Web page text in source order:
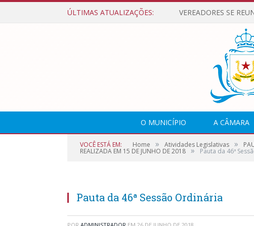
ÚLTIMAS ATUALIZAÇÕES:
O MUNICÍPIO A CÂMARA
VOCÊ ESTÁ EM: Home » Atividades Legislativas »
REALIZADA EM 15 DE JUNHO DE 2018 » Pauta da 46ª
Pauta da 46ª Sessão Ordinária